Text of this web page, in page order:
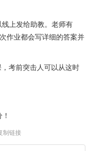
上发给助教。老师有
作业都会写详细的答案并
考前突击人可以从这时
制链接